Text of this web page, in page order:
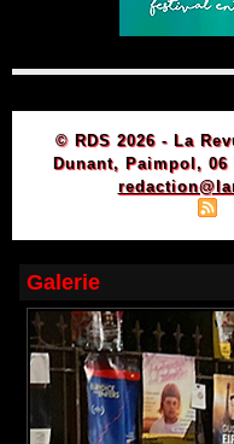
© RDS 2026 - La
Dunant, Paimpol, 06
Galerie